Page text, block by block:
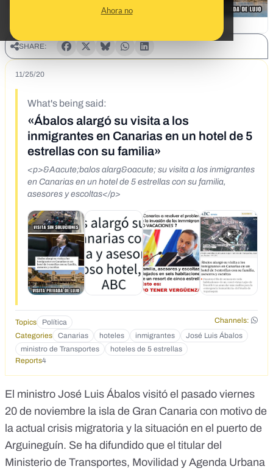
Ahora no
SHARE:
11/25/20
What's being said:
«Ábalos alargó su visita a los
inmigrantes en Canarias en un hotel de 5
estrellas con su familia»
<p>&Aacute;balos alarg&oacute; su visita a los inmigrantes
en Canarias en un hotel de 5 estrellas con su familia,
asesores y escoltas</p>
Topics Política
Channels:
Categories
Canarias hoteles inmigrantes
José Luis Ábalos
ministro de Transportes
hoteles de 5 estrellas
Reports4
El ministro José Luis Ábalos visitó el pasado viernes
20 de noviembre la isla de Gran Canaria con motivo de
la actual crisis migratoria y la situación en el puerto de
Arguineguín. Se ha difundido que el titular del
Ministerio de Transportes, Movilidad y Agenda Urbana